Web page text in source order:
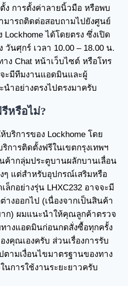
การตั้งค่าลายนิ้วมือ หรือพบ
ารถติดต่อสอบถามไปยังศูนย์
ได้โดยตรง ซึ่งเปิด
นศุกร์ เวลา 10.00 – 18.00 น.
ง Chat หน้าเว็บไซต์ หรือโทร
ะมีทีมงานแอดมินและผู้
ำอย่างตรงไปตรงมาครับ
หรือไม่?
บริการของ Lockhome โดย
การติดตั้งฟรีในเขตกรุงเทพฯ
ากลุ่มประตูบานผลักบานเลื่อน
แต่สำหรับอุปกรณ์เสริมหรือ
กอย่างรุ่น LHXC232 อาจจะมี
างออกไป (เนื่องจากเป็นสินค้า
ก) ผมแนะนำให้คุณลูกค้าตรวจ
างแอดมินก่อนกดสั่งซื้อทุกครั้ง
งคุณเองครับ ส่วนเรื่องการรับ
ามเงื่อนไขมาตรฐานของทาง
นการใช้งานระยะยาวครับ